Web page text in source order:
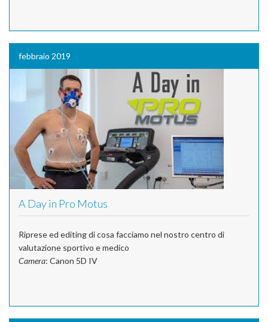
febbraio 2019
A Day in Pro Motus
Riprese ed editing di cosa facciamo nel nostro centro di
valutazione sportivo e medico
Camera: Canon 5D IV